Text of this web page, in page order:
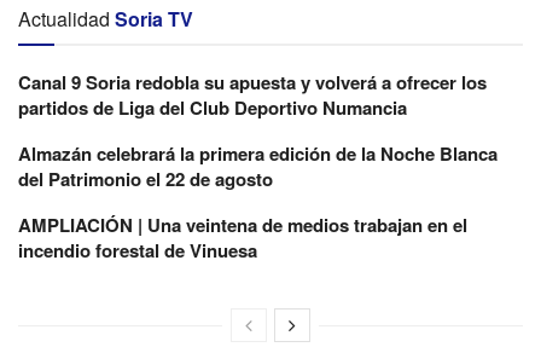
Actualidad Soria TV
Canal 9 Soria redobla su apuesta y volverá a ofrecer los
partidos de Liga del Club Deportivo Numancia
Almazán celebrará la primera edición de la Noche Blanca
del Patrimonio el 22 de agosto
AMPLIACIÓN | Una veintena de medios trabajan en el
incendio forestal de Vinuesa